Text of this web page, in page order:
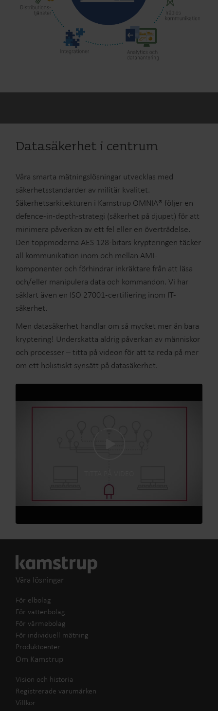
Datasäkerhet i centrum
Våra smarta mätningslösningar utvecklas med
säkerhetsstandarder av militär kvalitet.
Säkerhetsarkitekturen i Kamstrup OMNIA® följer en
defence-in-depth-strategi (säkerhet på djupet) för att
minimera påverkan av ett fel eller en överträdelse.
Den toppmoderna AES 128-bitars krypteringen täcker
all kommunikation inom och mellan AMI-
komponenter och förhindrar inkräktare från att läsa
och/eller manipulera data och kommandon. Vi har
såklart även en ISO 27001-certifiering inom IT-
säkerhet.
Men datasäkerhet handlar om så mycket mer än bara
kryptering! Underskatta aldrig påverkan av människor
och processer – titta på videon för att ta reda på mer
om ett holistiskt synsätt på datasäkerhet.
Våra lösningar
För elbolag
För vattenbolag
För värmebolag
För individuell mätning
Produktcenter
Om Kamstrup
Vision och historia
Registrerade varumärken
Villkor